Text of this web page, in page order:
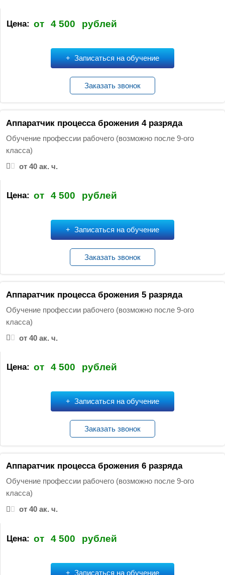
Цена: от 4 500 рублей
Записаться на обучение
Заказать звонок
Аппаратчик процесса брожения 4 разряда
Обучение профессии рабочего (возможно после 9-ого
класса)
от 40 ак. ч.
Цена: от 4 500 рублей
Записаться на обучение
Заказать звонок
Аппаратчик процесса брожения 5 разряда
Обучение профессии рабочего (возможно после 9-ого
класса)
от 40 ак. ч.
Цена: от 4 500 рублей
Записаться на обучение
Заказать звонок
Аппаратчик процесса брожения 6 разряда
Обучение профессии рабочего (возможно после 9-ого
класса)
от 40 ак. ч.
Цена: от 4 500 рублей
Записаться на обучение